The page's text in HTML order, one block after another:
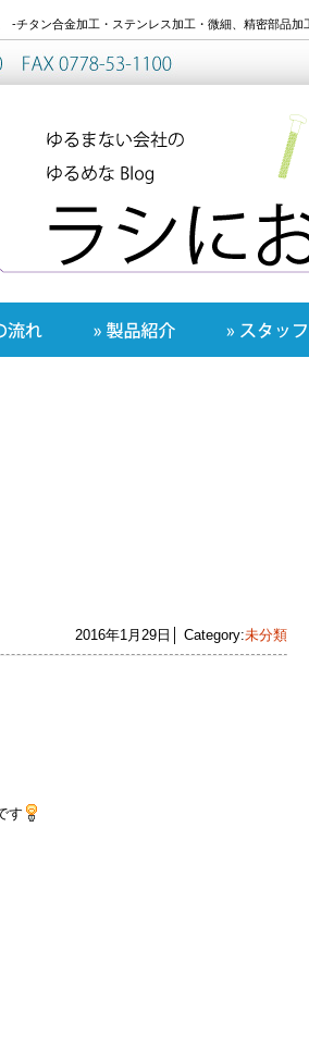
-チタン合金加工・ステンレス加工・微細、精密部品加
2016年1月29日│ Category:未分類
す